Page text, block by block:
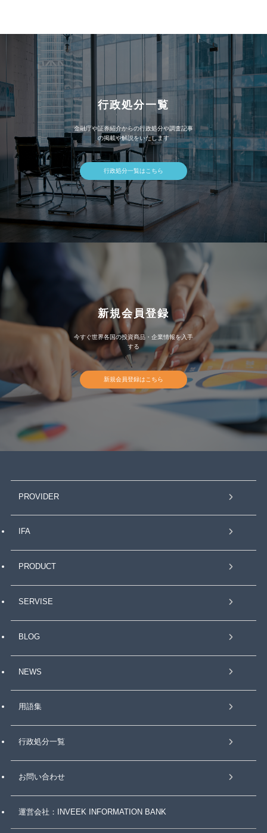
行政処分一覧
金融庁や証券紹介からの行政処分や調査記事
の掲載や解説をいたします
行政処分一覧はこちら
新規会員登録
今すぐ世界各国の投資商品・企業情報を入手
する
新規会員登録はこちら
PROVIDER
IFA
PRODUCT
SERVISE
BLOG
NEWS
用語集
行政処分一覧
お問い合わせ
運営会社：INVEEK INFORMATION BANK